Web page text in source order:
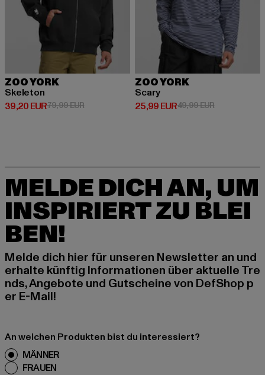
ZOO YORK
Skeleton
39,20 EUR
Derzeitiger Preis: 39,20 EUR
79,99 EURAktionspreis: 79,99 EUR
ZOO YORK
Scary
25,99 EUR
Derzeitiger Preis: 25,99 EUR
49,99 EURAktionspreis:
MELDE DICH AN, UM
INSPIRIERT ZU BLEI
BEN!
Melde dich hier für unseren Newsletter an und
erhalte künftig Informationen über aktuelle Tre
nds, Angebote und Gutscheine von DefShop p
er E-Mail!
An welchen Produkten bist du interessiert?
MÄNNER
FRAUEN